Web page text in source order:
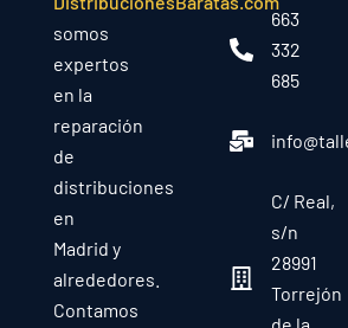
somos
expertos
en la
reparación
de
distribuciones
en
Madrid y
alrededores.
Contamos
663
332
685
C/ Real,
s/n
28991
Torrejón
de la